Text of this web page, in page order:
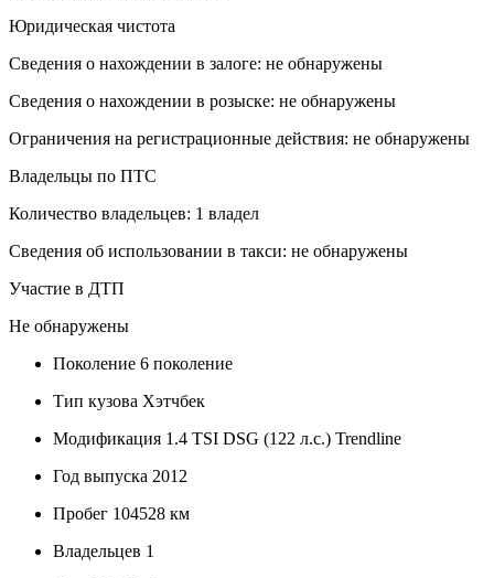
Юридическая чистота
Сведения о нахождении в залоге: не обнаружены
Сведения о нахождении в розыске: не обнаружены
Ограничения на регистрационные действия: не обнаружены
Владельцы по ПТС
Количество владельцев: 1 владел
Сведения об использовании в такси: не обнаружены
Участие в ДТП
Не обнаружены
Поколение 6 поколение
Тип кузова Хэтчбек
Модификация 1.4 TSI DSG (122 л.с.) Trendline
Год выпуска 2012
Пробег 104528 км
Владельцев 1